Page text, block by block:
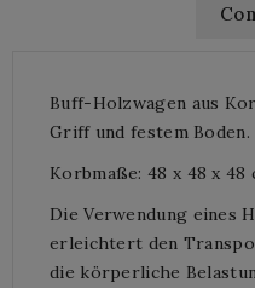
Buff-Holzwagen aus
Griff und festem Boden.
Korbmaße: 48 x 48 x 48
Die Verwendung eines
erleichtert den
die körperliche